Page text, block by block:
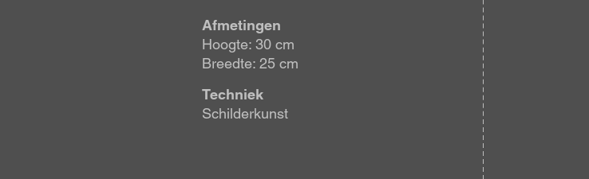
Afmetingen
Hoogte: 30 cm
Breedte: 25 cm
Techniek
Schilderkunst